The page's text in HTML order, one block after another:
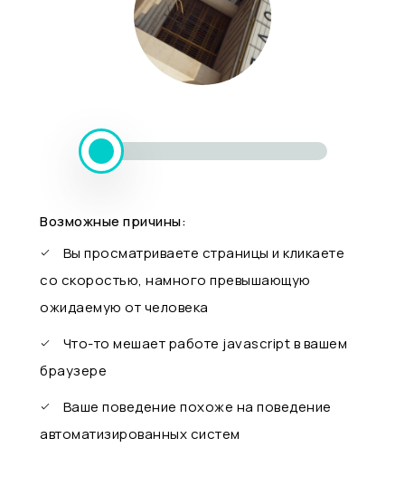
Возможные причины:
Вы просматриваете страницы и кликаете
со скоростью, намного превышающую
ожидаемую от человека
Что-то мешает работе javascript в вашем
браузере
Ваше поведение похоже на поведение
автоматизированных систем